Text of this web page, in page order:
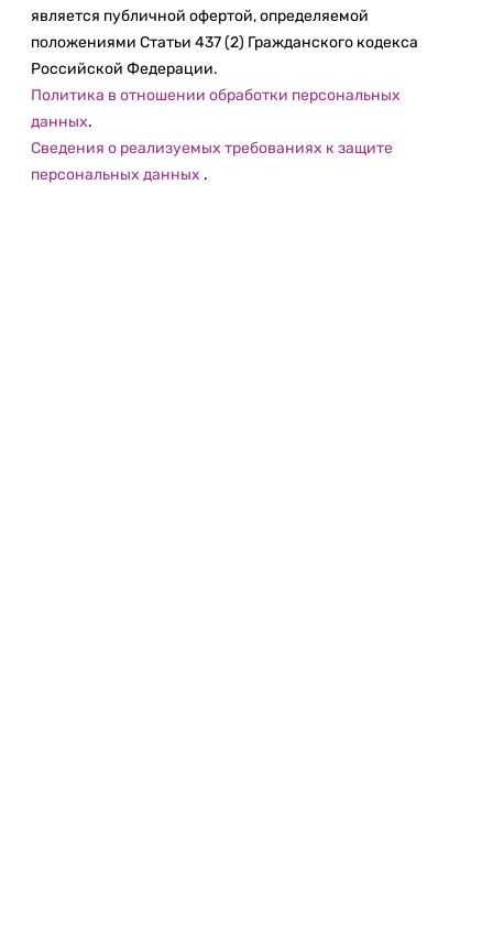
является публичной офертой, определяемой
положениями Статьи 437 (2) Гражданского кодекса
Российской Федерации.
Политика в отношении обработки персональных
данных.
Сведения о реализуемых требованиях к защите
персональных данных .